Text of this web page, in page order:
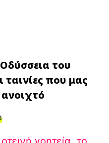
του
που μας